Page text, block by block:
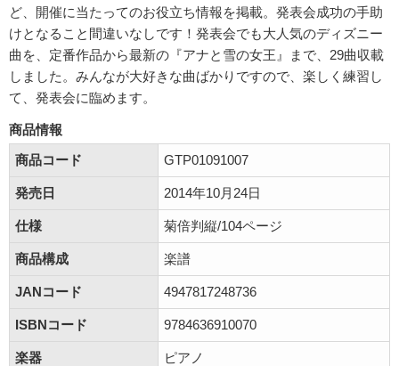
ど、開催に当たってのお役立ち情報を掲載。発表会成功の手助
けとなること間違いなしです！発表会でも大人気のディズニー
曲を、定番作品から最新の『アナと雪の女王』まで、29曲収載
しました。みんなが大好きな曲ばかりですので、楽しく練習し
て、発表会に臨めます。
商品情報
商品コード
GTP01091007
発売日 2014年10月24日
仕様 菊倍判縦/104ページ
商品構成 楽譜
JANコード 4947817248736
ISBNコード 9784636910070
楽器 ピアノ